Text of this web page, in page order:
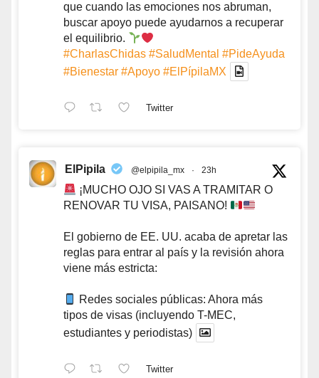
que cuando las emociones nos abruman,
buscar apoyo puede ayudarnos a recuperar
el equilibrio.
#CharlasChidas #SaludMental #PideAyuda
#Bienestar #Apoyo #ElPípilaMX
Twitter
ElPipila @elpipila_mx · 23h
¡MUCHO OJO SI VAS A TRAMITAR O
RENOVAR TU VISA, PAISANO!
El gobierno de EE. UU. acaba de apretar las
reglas para entrar al país y la revisión ahora
viene más estricta:
Redes sociales públicas: Ahora más
tipos de visas (incluyendo T-MEC,
estudiantes y periodistas)
Twitter